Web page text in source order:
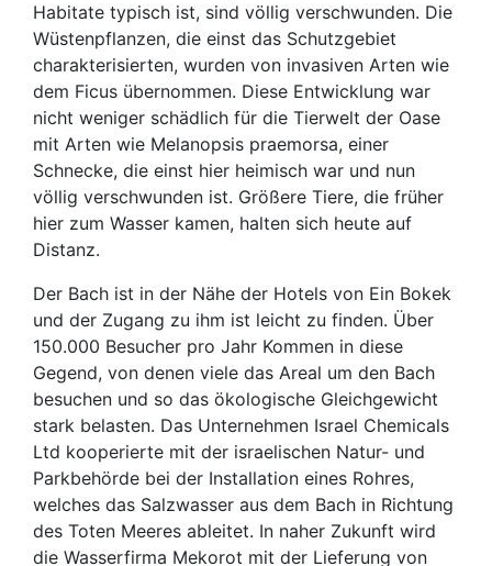
Habitate typisch ist, sind völlig verschwunden. Die
Wüstenpflanzen, die einst das Schutzgebiet
charakterisierten, wurden von invasiven Arten wie
dem Ficus übernommen. Diese Entwicklung war
nicht weniger schädlich für die Tierwelt der Oase
mit Arten wie Melanopsis praemorsa, einer
Schnecke, die einst hier heimisch war und nun
völlig verschwunden ist. Größere Tiere, die früher
hier zum Wasser kamen, halten sich heute auf
Distanz.
Der Bach ist in der Nähe der Hotels von Ein Bokek
und der Zugang zu ihm ist leicht zu finden. Über
150.000 Besucher pro Jahr Kommen in diese
Gegend, von denen viele das Areal um den Bach
besuchen und so das ökologische Gleichgewicht
stark belasten. Das Unternehmen Israel Chemicals
Ltd kooperierte mit der israelischen Natur- und
Parkbehörde bei der Installation eines Rohres,
welches das Salzwasser aus dem Bach in Richtung
des Toten Meeres ableitet. In naher Zukunft wird
die Wasserfirma Mekorot mit der Lieferung von